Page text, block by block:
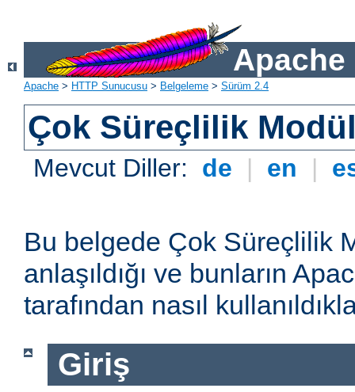
Apache
Apache > HTTP Sunucusu > Belgeleme > Sürüm 2.4
Çok Süreçlilik
Mevcut Diller: de | en |
Bu belgede Çok Süreçlilik
anlaşıldığı ve bunların
tarafından nasıl
Giriş